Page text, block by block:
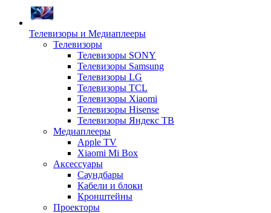
Телевизоры и Медиаплееры
Телевизоры
Телевизоры SONY
Телевизоры Samsung
Телевизоры LG
Телевизоры TCL
Телевизоры Xiaomi
Телевизоры Hisense
Телевизоры Яндекс ТВ
Медиаплееры
Apple TV
Xiaomi Mi Box
Аксессуары
Саундбары
Кабели и блоки
Кронштейны
Проекторы